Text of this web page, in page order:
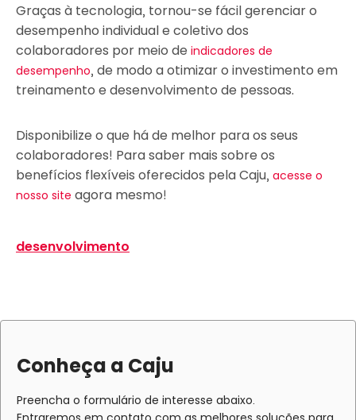
Graças à tecnologia, tornou-se fácil gerenciar o
desempenho individual e coletivo dos
colaboradores por meio de indicadores de
desempenho, de modo a otimizar o investimento em
treinamento e desenvolvimento de pessoas.
Disponibilize o que há de melhor para os seus
colaboradores! Para saber mais sobre os
benefícios flexíveis oferecidos pela Caju, acesse o
nosso site agora mesmo!‍
desenvolvimento
Conheça a Caju
Preencha o formulário de interesse abaixo.